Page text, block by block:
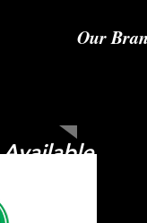
Our